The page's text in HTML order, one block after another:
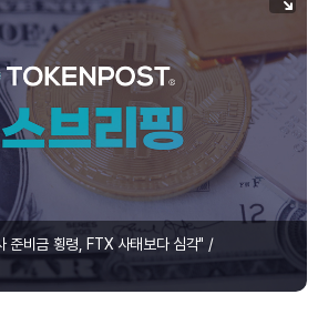
준비금 횡령, FTX 사태보다 심각" /